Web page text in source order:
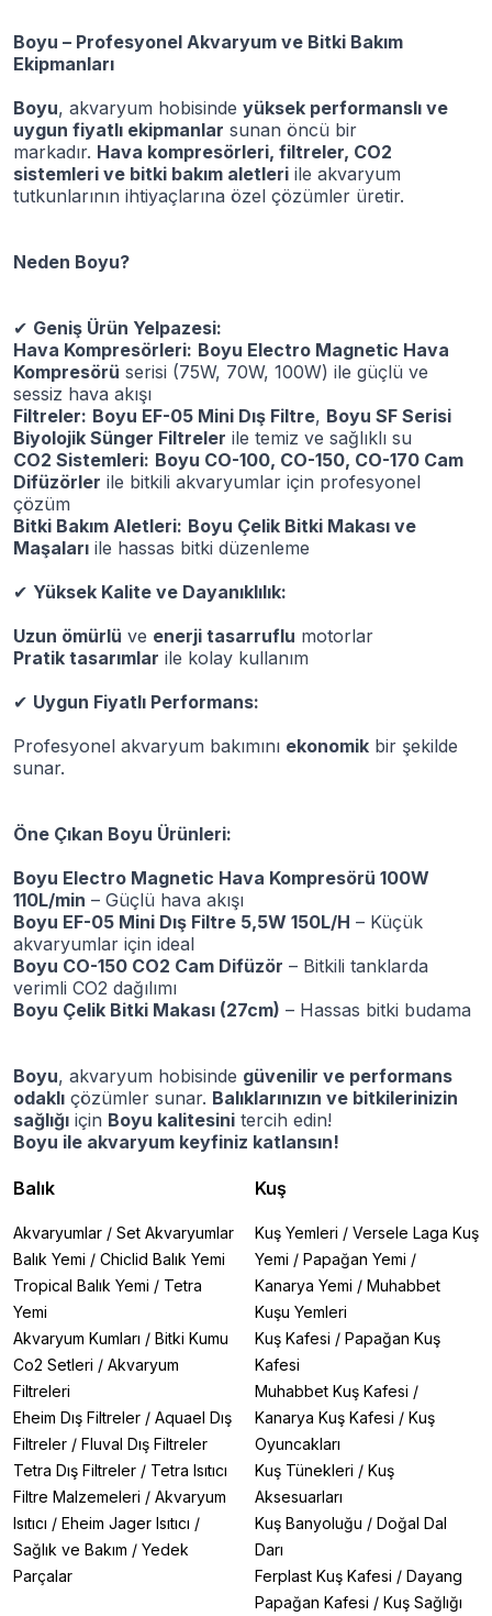
Boyu – Profesyonel Akvaryum ve Bitki Bakım
Ekipmanları
Boyu, akvaryum hobisinde yüksek performanslı ve
uygun fiyatlı ekipmanlar sunan öncü bir
markadır. Hava kompresörleri, filtreler, CO2
sistemleri ve bitki bakım aletleri ile akvaryum
tutkunlarının ihtiyaçlarına özel çözümler üretir.
Neden Boyu?
✔ Geniş Ürün Yelpazesi:
Hava Kompresörleri: Boyu Electro Magnetic Hava
Kompresörü serisi (75W, 70W, 100W) ile güçlü ve
sessiz hava akışı
Filtreler: Boyu EF-05 Mini Dış Filtre, Boyu SF Serisi
Biyolojik Sünger Filtreler ile temiz ve sağlıklı su
CO2 Sistemleri: Boyu CO-100, CO-150, CO-170 Cam
Difüzörler ile bitkili akvaryumlar için profesyonel
çözüm
Bitki Bakım Aletleri: Boyu Çelik Bitki Makası ve
Maşaları ile hassas bitki düzenleme
✔ Yüksek Kalite ve Dayanıklılık:
Uzun ömürlü ve enerji tasarruflu motorlar
Pratik tasarımlar ile kolay kullanım
✔ Uygun Fiyatlı Performans:
Profesyonel akvaryum bakımını ekonomik bir şekilde
sunar.
Öne Çıkan Boyu Ürünleri:
Boyu Electro Magnetic Hava Kompresörü 100W
110L/min – Güçlü hava akışı
Boyu EF-05 Mini Dış Filtre 5,5W 150L/H – Küçük
akvaryumlar için ideal
Boyu CO-150 CO2 Cam Difüzör – Bitkili tanklarda
verimli CO2 dağılımı
Boyu Çelik Bitki Makası (27cm) – Hassas bitki budama
Boyu, akvaryum hobisinde güvenilir ve performans
odaklı çözümler sunar. Balıklarınızın ve bitkilerinizin
sağlığı için Boyu kalitesini tercih edin!
Boyu ile akvaryum keyfiniz katlansın!
Balık
Akvaryumlar / Set Akvaryumlar
Balık Yemi / Chiclid Balık Yemi
Tropical Balık Yemi / Tetra
Yemi
Akvaryum Kumları / Bitki Kumu
Co2 Setleri / Akvaryum
Filtreleri
Eheim Dış Filtreler / Aquael Dış
Filtreler / Fluval Dış Filtreler
Tetra Dış Filtreler / Tetra Isıtıcı
Filtre Malzemeleri / Akvaryum
Isıtıcı / Eheim Jager Isıtıcı /
Sağlık ve Bakım / Yedek
Parçalar
Kuş
Kuş Yemleri / Versele Laga Kuş
Yemi / Papağan Yemi /
Kanarya Yemi / Muhabbet
Kuşu Yemleri
Kuş Kafesi / Papağan Kuş
Kafesi
Muhabbet Kuş Kafesi /
Kanarya Kuş Kafesi / Kuş
Oyuncakları
Kuş Tünekleri / Kuş
Aksesuarları
Kuş Banyoluğu / Doğal Dal
Darı
Ferplast Kuş Kafesi / Dayang
Papağan Kafesi / Kuş Sağlığı